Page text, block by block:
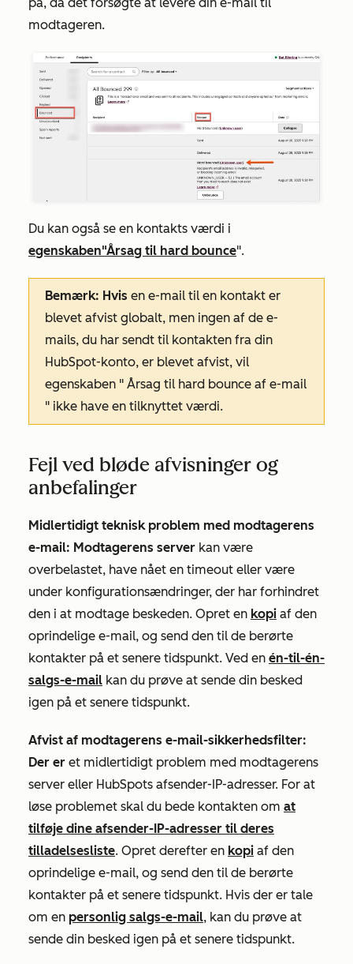
modtageren.
Du kan også se en kontakts værdi i
egenskaben"Årsag til hard bounce".
Bemærk: Hvis en e-mail til en kontakt er
blevet afvist globalt, men ingen af de e-
mails, du har sendt til kontakten fra din
HubSpot-konto, er blevet afvist, vil
egenskaben " Årsag til hard bounce af e-mail
" ikke have en tilknyttet værdi.
Fejl ved bløde afvisninger og
anbefalinger
Midlertidigt teknisk problem med modtagerens
e-mail: Modtagerens server kan være
overbelastet, have nået en timeout eller være
under konfigurationsændringer, der har forhindret
den i at modtage beskeden. Opret en kopi af den
oprindelige e-mail, og send den til de berørte
kontakter på et senere tidspunkt. Ved en én-til-én-
salgs-e-mail kan du prøve at sende din besked
igen på et senere tidspunkt.
Afvist af modtagerens e-mail-sikkerhedsfilter:
Der er et midlertidigt problem med modtagerens
server eller HubSpots afsender-IP-adresser. For at
løse problemet skal du bede kontakten om at
tilføje dine afsender-IP-adresser til deres
tilladelsesliste. Opret derefter en kopi af den
oprindelige e-mail, og send den til de berørte
kontakter på et senere tidspunkt. Hvis der er tale
om en personlig salgs-e-mail, kan du prøve at
sende din besked igen på et senere tidspunkt.